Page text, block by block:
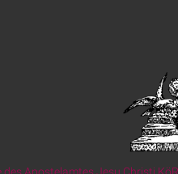
des Apostelamtes Jesu Christi KöR